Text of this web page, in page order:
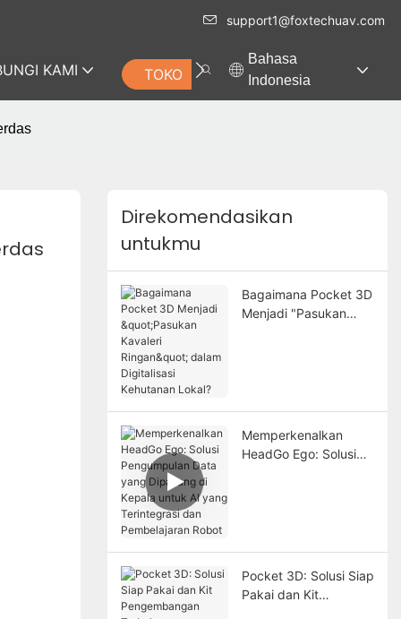
support1@foxtechuav.com
KAMI TOKO
Bahasa
Indonesia
Direkomendasikan
untukmu
Bagaimana Pocket 3D
Menjadi "Pasukan
Memperkenalkan
HeadGo Ego: Solusi
Pocket 3D: Solusi Siap
Pakai dan Kit